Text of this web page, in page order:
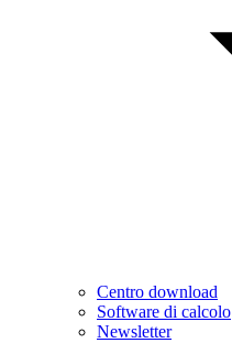
Centro download
Software di calcolo
Newsletter